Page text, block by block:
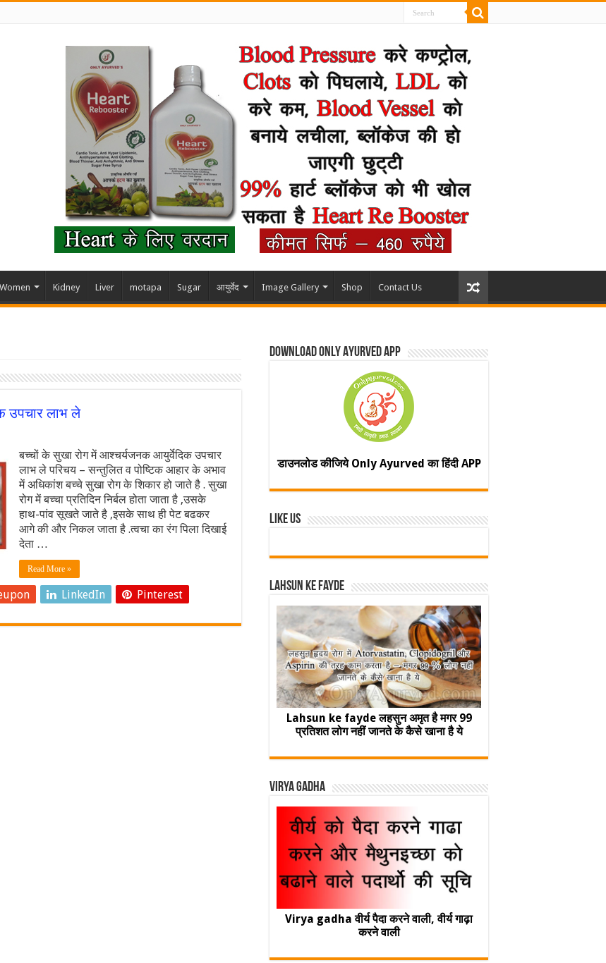
Women Kidney Liver motapa Sugar आयुर्वेद Image Gallery Shop Contact Us
उपचार लाभ ले
बच्चों के सुखा रोग में आश्चर्यजनक आयुर्वेदिक उपचार
लाभ ले परिचय – सन्तुलित व पोष्टिक आहार के अभाव
में अधिकांश बच्चे सुखा रोग के शिकार हो जाते है . सुखा
रोग में बच्चा प्रतिदिन निर्बल होता जाता है ,उसके
हाथ-पांव सूखते जाते है ,इसके साथ ही पेट बढकर
आगे की और निकल जाता है .त्वचा का रंग पिला दिखाई
देता …
Read More »
LinkedIn Pinterest
Download Only Ayurved App
डाउनलोड कीजिये Only Ayurved का हिंदी APP
Like Us
Lahsun ke fayde
Lahsun ke fayde लहसुन अमृत है मगर 99
प्रतिशत लोग नहीं जानते के कैसे खाना है ये
Virya Gadha
Virya gadha वीर्य पैदा करने वाली, वीर्य गाढ़ा
करने वाली